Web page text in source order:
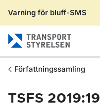
Varning för bluff-SMS
Författningssamling
TSFS 2019:19